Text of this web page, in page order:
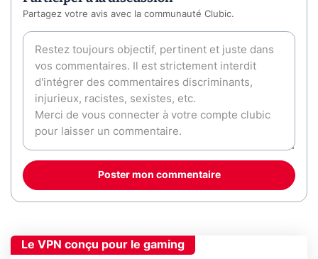
Partagez votre avis avec la communauté Clubic.
Poster mon commentaire
Le VPN conçu pour le gaming